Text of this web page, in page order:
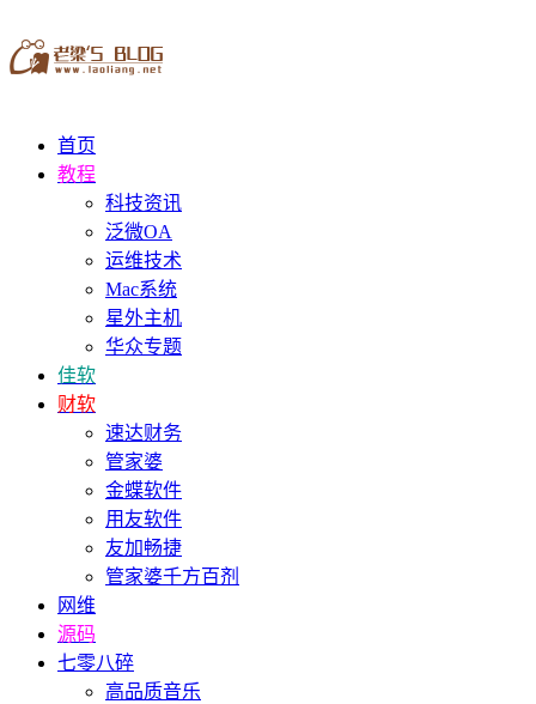
首页
教程
科技资讯
泛微OA
运维技术
Mac系统
星外主机
华众专题
佳软
财软
速达财务
管家婆
金蝶软件
用友软件
友加畅捷
管家婆千方百剂
网维
源码
七零八碎
高品质音乐